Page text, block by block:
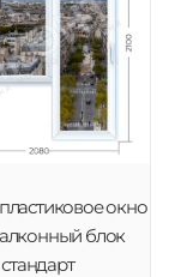
окно
блок
стандарт